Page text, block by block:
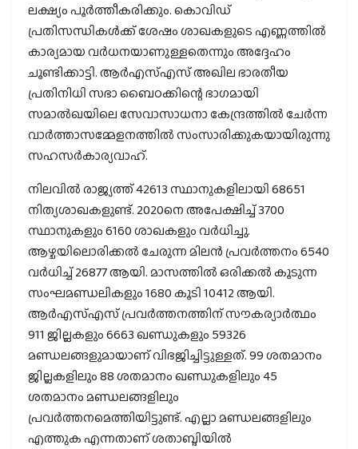
ലക്ഷ്യം പൂര്‍ത്തീകരിക്കും. കൊവിഡ്
പ്രതിസന്ധികള്‍ക്ക് ശേഷം ശാഖകളുടെ എണ്ണത്തില്‍
കാര്യമായ വര്‍ധനയാണുള്ളതെന്നും അദ്ദേഹം
ചൂണ്ടിക്കാട്ടി. ആര്‍എസ്എസ് അഖില ഭാരതീയ
പ്രതിനിധി സഭാ ബൈഠക്കിന്റെ ഭാഗമായി
സമാല്‍ഖയിലെ സേവാസാധനാ കേന്ദ്രത്തില്‍ ചേര്‍ന്ന
വാര്‍ത്താസമ്മേളനത്തില്‍ സംസാരിക്കുകയായിരുന്നു
സഹസര്‍കാര്യവാഹ്.
നിലവില്‍ രാജ്യത്ത് 42613 സ്ഥാനുകളിലായി 68651
നിത്യശാഖകളുണ്ട്. 2020നെ അപേക്ഷിച്ച് 3700
സ്ഥാനുകളും 6160 ശാഖകളും വര്‍ധിച്ചു.
ആഴ്ചയിലൊരിക്കല്‍ ചേരുന്ന മിലന്‍ പ്രവര്‍ത്തനം 6540
വര്‍ധിച്ച് 26877 ആയി. മാസത്തില്‍ ഒരിക്കല്‍ കൂടുന്ന
സംഘമണ്ഡലികളും 1680 കൂടി 10412 ആയി.
ആര്‍എസ്എസ് പ്രവര്‍ത്തനത്തിന് സൗകര്യാര്‍ത്ഥം
911 ജില്ലകളും 6663 ഖണ്ഡുകളും 59326
മണ്ഡലങ്ങളുമായാണ് വിഭജിച്ചിട്ടുള്ളത്. 99 ശതമാനം
ജില്ലകളിലും 88 ശതമാനം ഖണ്ഡുകളിലും 45
ശതമാനം മണ്ഡലങ്ങളിലും
പ്രവര്‍ത്തനമെത്തിയിട്ടുണ്ട്. എല്ലാ മണ്ഡലങ്ങളിലും
എത്തുക എന്നതാണ് ശതാബ്ദിയില്‍